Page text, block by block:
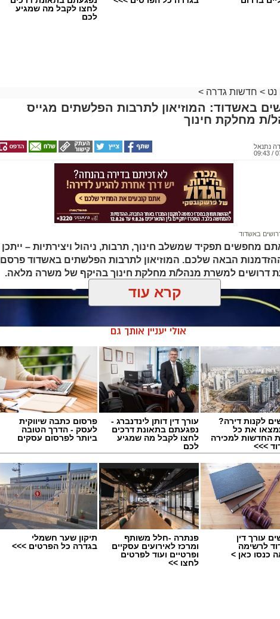
לחצו לקבל מה שמגיע
לכם
נט > חדשות גדרה >
באשדוד: המוזיאון לתרבות הפלשתים מגייס
ת מחלקת חינוך
נתנאל
באשדוד
מחפשים תפקיד שמשלב חינוך, תרבות, ניהול ויצירתיות – ייתכן
הבאה שלכם. המוזיאון לתרבות הפלשתים באשדוד פרסם
דרושים למשרת מנהל/ת מחלקת חינוך בהיקף של משרה מלאה.
התפקיד יידרש המועמד להוביל את תחום החינוך וההדרכה במוזיאון, לנהל
צוות מקצועי, לפתח תוכניות חינוכיות, ליצור אירועי תוכן ופרויקטים ייחודיים
מול קהלים מגוונים, תוך חיבור בין עולם התרבות, החינוך והקהילה.
קרא עוד
אולי יעניין אותך גם
לקנות דירה?
את כל
החדשות למכירה
>>>
עורך דין דותן לינדנברג -
נפגעתם בתאונת דרכים
לחצו לקבל מה שמגיע
לכם
פרסום כתבה שיווקית
לעסק - הדרך הטובה
ביותר לפרסום עסקים
עורך דין
לרשימה
כנסו כאן >
פנתרה -חלל משותף
ומרכז לאירועים עסקיים
ופרטיים ועוד לפרטים
לחצו >>
תיקון שער חשמלי
בגדרה כל הפרטים >>>